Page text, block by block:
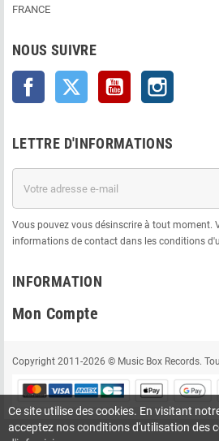
FRANCE
NOUS SUIVRE
Facebook Twitter YouTube
LETTRE D'INFORMATIONS
Vous pouvez vous désinscrire à tout moment.
informations de contact dans les conditions
INFORMATION
Mon Compte
Copyright 2011-2026 © Music Box Records.
Ce site utilise des cookies. En visitant
acceptez nos conditions d'utilisation des